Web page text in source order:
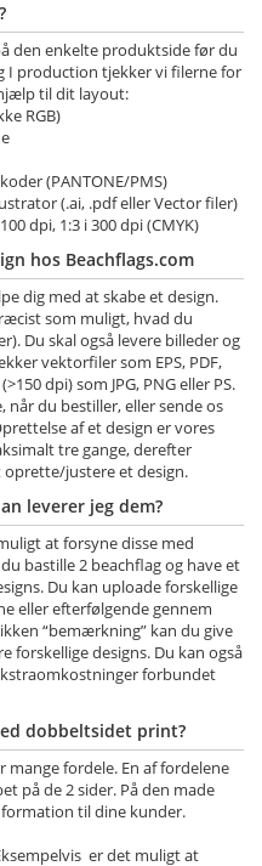
den enkelte produktside før du
I production tjekker vi filerne for
til dit layout:
RGB)
(PANTONE/PMS)
(.ai, .pdf eller Vector filer)
dpi, 1:3 i 300 dpi (CMYK)
hos Beachflags.com
dig med at skabe et design.
som muligt, hvad du
Du skal også levere billeder og
vektorfiler som EPS, PDF,
dpi) som JPG, PNG eller PS.
når du bestiller, eller sende os
af et design er vores
tre gange, derefter
justere et design.
leverer jeg dem?
at forsyne disse med
bastille 2 beachflag og have et
Du kan uploade forskellige
eller efterfølgende gennem
“bemærkning” kan du give
forskellige designs. Du kan også
forbundet
dobbeltsidet print?
fordele. En af fordelene
på de 2 sider. På den made
til dine kunder.
er det muligt at